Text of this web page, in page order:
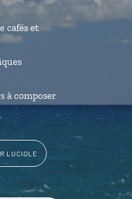
cafés et
à composer
LUCIOLE